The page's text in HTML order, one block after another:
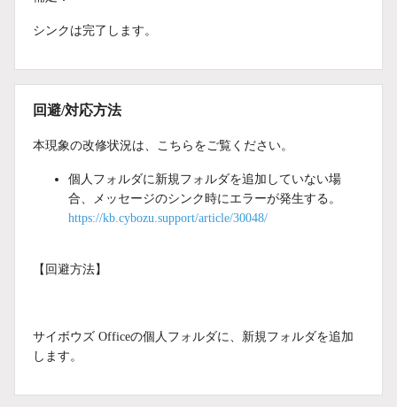
シンクは完了します。
回避/対応方法
本現象の改修状況は、こちらをご覧ください。
個人フォルダに新規フォルダを追加していない場
合、メッセージのシンク時にエラーが発生する。
https://kb.cybozu.support/article/30048/
【回避方法】
サイボウズ Officeの個人フォルダに、新規フォルダを追加
します。